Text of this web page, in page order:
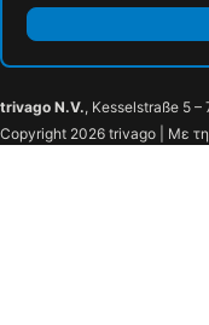
trivago N.V., Kesselstraße 5 –
Copyright 2026 trivago | Με